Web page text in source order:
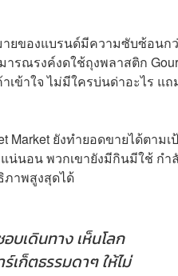
ายของแบรนด์มีความซับซ้อนก
ารณรงค์งดใช้ถุงพลาสติก
เข้าใจ ไม่มีใครบ่นด่าอะไร แถ
ยังทำยอดขายได้ตามเ
น่นอน พวกเขายังมีกินมีใช้ กำ
ภาพสูงสุดได้
บเดินทาง เห็นโลก
เก็ตธรรมดาๆ ให้ไม่